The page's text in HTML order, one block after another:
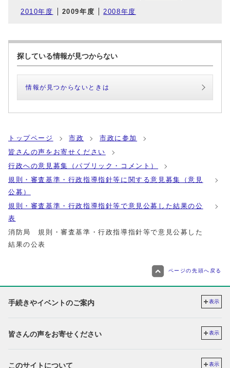
2010年度 2009年度 2008年度
探している情報が見つからない
情報が見つからないときは
トップページ 市政
市政に参加
皆さんの声をお寄せください
行政への意見募集（パブリック・コメント）
規則・審査基準・行政指導指針等に関する意見募集（意見
公募）
規則・審査基準・行政指導指針等で意見公募した結果の公
表
消防局 規則・審査基準・行政指導指針等で意見公募した
結果の公表
ページの先頭へ戻る
手続きやイベントのご案内 表示
皆さんの声をお寄せください 表示
このサイトについて 表示